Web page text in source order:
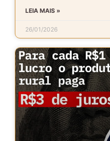
LEIA MAIS »
26/01/2026